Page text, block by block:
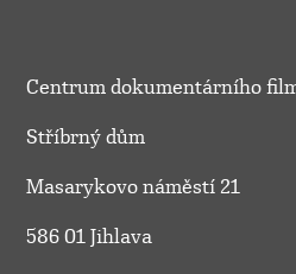
Centrum dokumentárního
Stříbrný dům
Masarykovo náměstí 21
586 01 Jihlava